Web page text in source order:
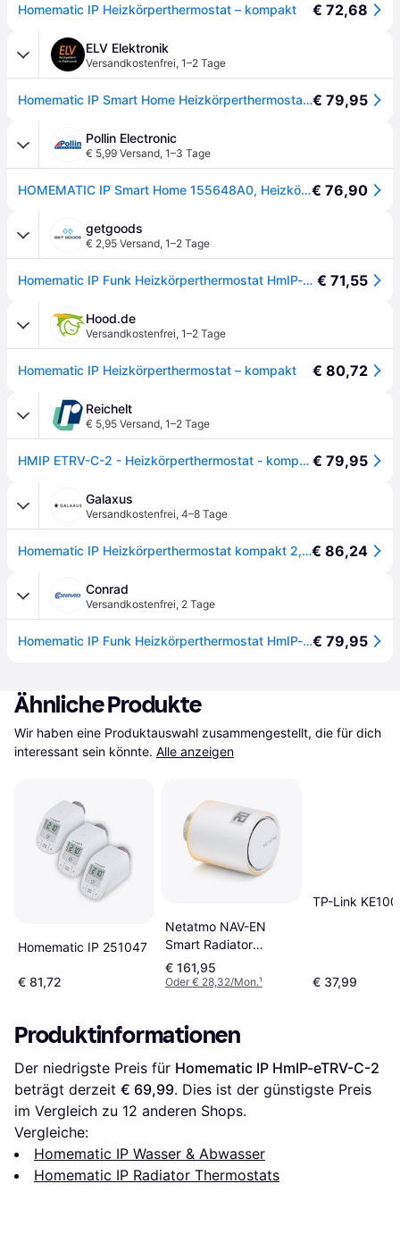
Homematic IP Heizkörperthermostat – kompakt € 72,68
ELV Elektronik
Versandkostenfrei, 1–2 Tage
Homematic IP Smart Home Heizkörperthermostat – kompakt, HmIP-eTRV-C-2€ 79,95
Pollin Electronic
€ 5,99 Versand, 1–3 Tage
HOMEMATIC IP Smart Home 155648A0, Heizkörper-Thermostatkopf kompakt€ 76,90
getgoods
€ 2,95 Versand, 1–2 Tage
Homematic IP Funk Heizkörperthermostat HmIP-eTRV-C-2 € 71,55
Hood.de
Versandkostenfrei, 1–2 Tage
Homematic IP Heizkörperthermostat – kompakt € 80,72
Reichelt
€ 5,95 Versand, 1–2 Tage
HMIP ETRV-C-2 - Heizkörperthermostat - kompakt € 79,95
Galaxus
Versandkostenfrei, 4–8 Tage
Homematic IP Heizkörperthermostat kompakt 2, Thermostat, Weiss€ 86,24
Conrad
Versandkostenfrei, 2 Tage
Homematic IP Funk Heizkörperthermostat HmIP-eTRV-C-2 - []€ 79,95
Ähnliche Produkte
Wir haben eine Produktauswahl zusammengestellt, die für dich
interessant sein könnte. Alle anzeigen
Homematic IP 251047
€ 81,72
Netatmo NAV-EN
Smart Radiator
Thermostat
€ 161,95
Oder € 28,32/Mon.¹
TP-Link
€ 37,99
Produktinformationen
Der niedrigste Preis für Homematic IP HmIP-eTRV-C-2
beträgt derzeit € 69,99. Dies ist der günstigste Preis
im Vergleich zu 12 anderen Shops.
Vergleiche:
Homematic IP Wasser & Abwasser
Homematic IP Radiator Thermostats